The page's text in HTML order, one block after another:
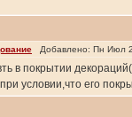
Добавлено: Пн Июл
в покрытии
условии,что его